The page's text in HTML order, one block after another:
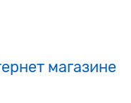
магазине